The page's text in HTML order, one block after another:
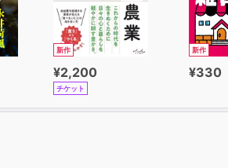
新作
¥2,200
チケット
新作
¥330